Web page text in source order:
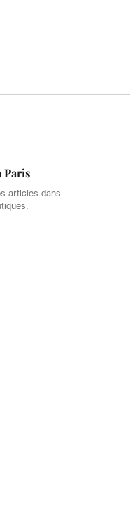
Paris
articles dans